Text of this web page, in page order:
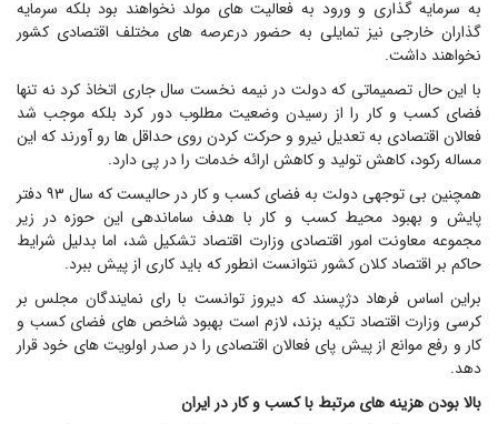
به سرمایه گذاری و ورود به فعالیت های مولد نخواهند بود بلکه سرمایه
گذاران خارجی نیز تمایلی به حضور درعرصه های مختلف اقتصادی کشور
نخواهند داشت.
با این حال تصمیماتی که دولت در نیمه نخست سال جاری اتخاذ کرد نه تنها
فضای کسب و کار را از رسیدن وضعیت مطلوب دور کرد بلکه موجب شد
فعالان اقتصادی به تعدیل نیرو و حرکت کردن روی حداقل ها رو آورند که این
مساله رکود، کاهش تولید و کاهش ارائه خدمات را در پی دارد.
همچنین بی توجهی دولت به فضای کسب و کار در حالیست که سال ۹۳ دفتر
پایش و بهبود محیط کسب و کار با هدف ساماندهی این حوزه در زیر
مجموعه معاونت امور اقتصادی وزارت اقتصاد تشکیل شد، اما بدلیل شرایط
حاکم بر اقتصاد کلان کشور نتوانست انطور که باید کاری از پیش ببرد.
براین اساس فرهاد دژپسند که دیروز توانست با رای نمایندگان مجلس بر
کرسی وزارت اقتصاد تکیه بزند، لازم است بهبود شاخص های فضای کسب و
کار و رفع موانع از پیش پای فعالان اقتصادی را در صدر اولویت های خود قرار
دهد.
بالا بودن هزینه های مرتبط با کسب و کار در ایران